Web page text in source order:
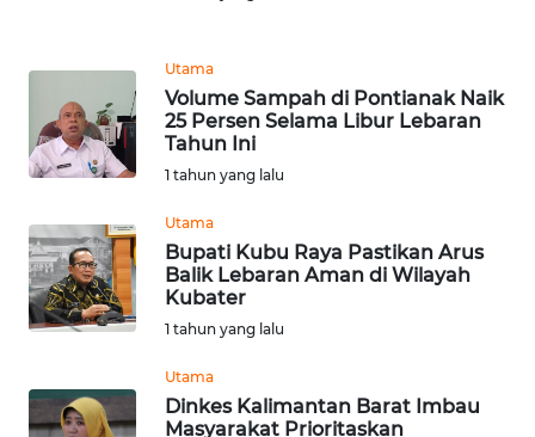
Utama
Volume Sampah di Pontianak Naik
25 Persen Selama Libur Lebaran
Tahun Ini
1 tahun yang lalu
Utama
Bupati Kubu Raya Pastikan Arus
Balik Lebaran Aman di Wilayah
Kubater
1 tahun yang lalu
Utama
Dinkes Kalimantan Barat Imbau
Masyarakat Prioritaskan
WN
BINTAN
WN
MANDALIKA
WN
WN